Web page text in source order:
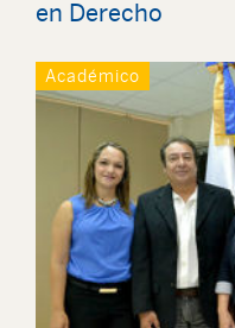
en Derecho
Académico